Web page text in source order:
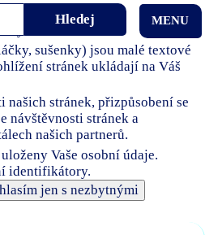
cookies.
sušenky) jsou malé textové
stránek ukládají na Váš
stránek, přizpůsobení se
návštěvnosti stránek a
našich partnerů.
Vaše osobní údaje.
identifikátory.
jen s nezbytnými
MENU